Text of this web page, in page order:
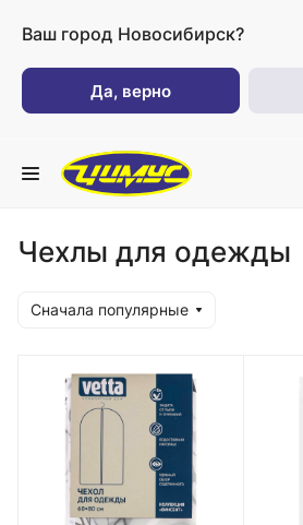
Ваш город Новосибирск?
Да, верно
Чехлы для одежды
Сначала популярные